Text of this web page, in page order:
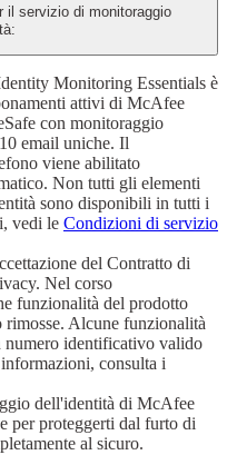
il servizio di monitoraggio
Monitoring Essentials è
attivi di McAfee
con monitoraggio
email uniche. Il
viene abilitato
Non tutti gli elementi
sono disponibili in tutti i
vedi le Condizioni di servizio
del Contratto di
Nel corso
funzionalità del prodotto
Alcune funzionalità
numero identificativo valido
consulta i
dell'identità di McAfee
per proteggerti dal furto di
al sicuro.